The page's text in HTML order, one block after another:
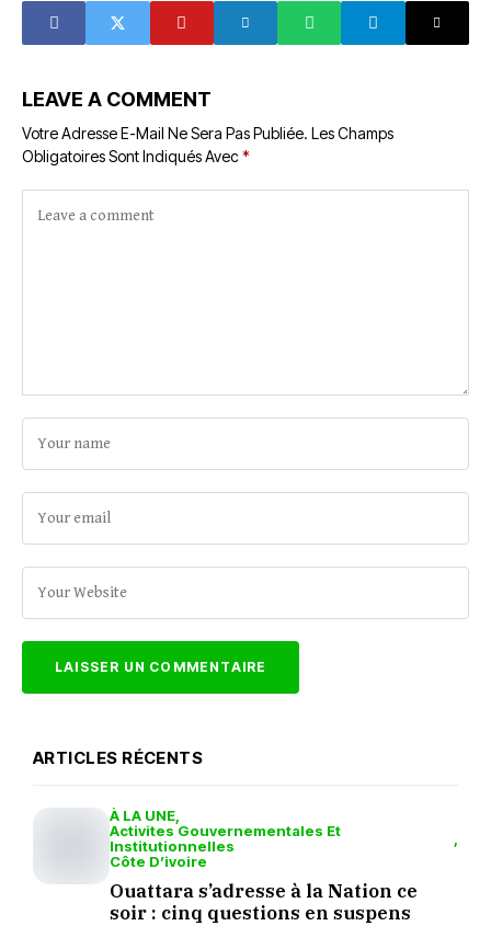
en 2019
LEAVE A COMMENT
Votre Adresse E-Mail Ne Sera Pas Publiée. Les Champs
Obligatoires Sont Indiqués Avec*
ARTICLES RÉCENTS
À LA UNE
Activites Gouvernementales Et
Institutionnelles
Côte D’ivoire
Ouattara s’adresse à la Nation ce
soir : cinq questions en suspens